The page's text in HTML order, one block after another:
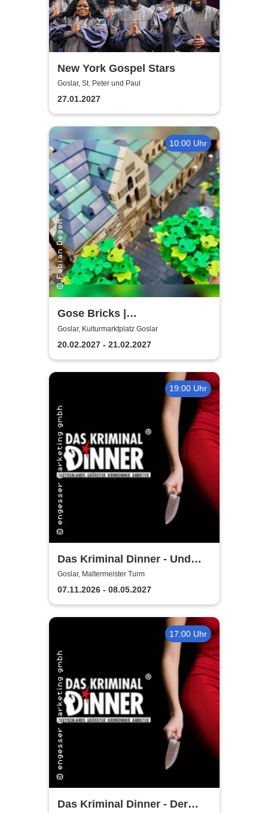
New York Gospel Stars
Goslar, St. Peter und Paul
27.01.2027
10:00 Uhr
Gose Bricks |
Kulturmarktplatz Goslar
Goslar, Kulturmarktplatz Goslar
20.02.2027 - 21.02.2027
19:00 Uhr
Das Kriminal Dinner - Und
raus bist du
Goslar, Maltermeister Turm
07.11.2026 - 08.05.2027
17:00 Uhr
Das Kriminal Dinner - Der